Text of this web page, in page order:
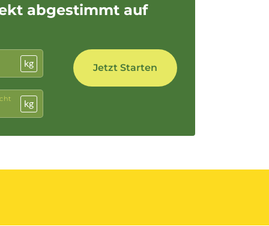
abgestimmt auf
kg
kg